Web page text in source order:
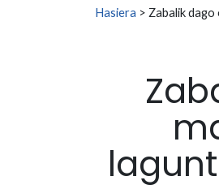
Search for:
Hasiera > Zabalik